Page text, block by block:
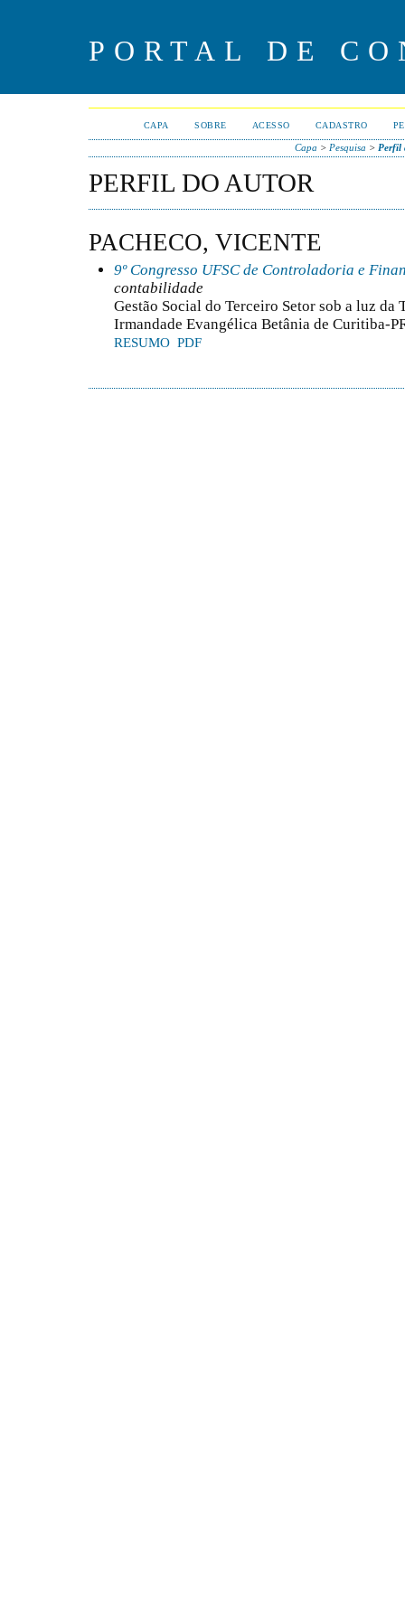
PORTAL DE
CAPA SOBRE ACESSO CADASTRO
Capa > Pesquisa > Perfil
PERFIL DO AUTOR
PACHECO, VICENTE
9º Congresso UFSC de Controladoria e
contabilidade
Gestão Social do Terceiro Setor sob a luz
Irmandade Evangélica Betânia de Curitiba-
RESUMO PDF